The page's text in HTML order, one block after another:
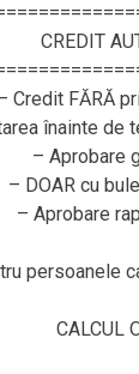
CREDIT
Credit FĂRĂ
înainte de
– Aprobare
– DOAR cu
– Aprobare
persoanele
CALCUL